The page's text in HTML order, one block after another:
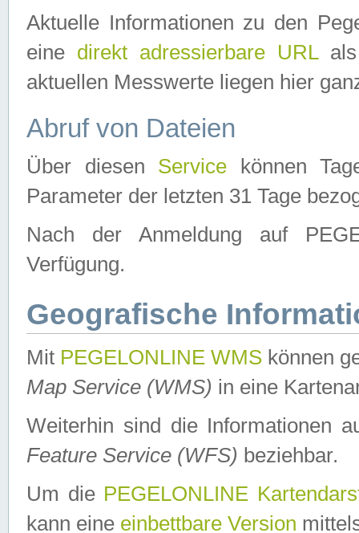
Aktuelle Informationen zu den
eine direkt adressierbare URLals
aktuellen Messwerte liegen hier
Abruf von Dateien
Über diesen Service können
Parameter der letzten 31 Tage
Nach der Anmeldung auf
Verfügung.
Geografische
Mit PEGELONLINE WMS können
Map Service (WMS) in eine
Weiterhin sind die Informationen
Feature Service (WFS) beziehbar.
Um die PEGELONLINE
kann eine einbettbare Version